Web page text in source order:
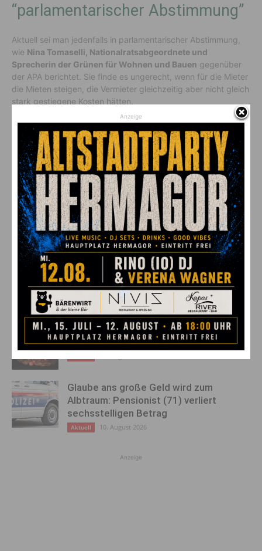
“parlamentarischer Abstimmung”
Aktuell sei man jedenfalls in parlamentarischer Abstimmung,
wie Nina Tomaselli, Nationalratsabgeordnete und
Sprecherin der Grünen für Wohnen und Bauen gegenüber
der APA berichtet. Sie finde es ungerecht, wenn für die Mieter
die Mieten steigen, die Vermieter gleichzeitig aber nicht gleich
stark gestiegene Kosten hätten.
Vorheriger Artikel
Aufsehenerregend Hexen­
prozess in Arnold­stein: Als
sich eine Bäuerin wehrte
Nächster Artikel
“Völlige Eskalation”: WWF
kritisiert Land heftig nach
zweitem Wolf-Abschuss in
Kärnten
AKTUELLES
Waldbrände in Friaul-Julisch Venetien:
Löschflugzeug schöpft Wasser am
Weissensee
Aktuell 10. August 2026
Fußgänger (20) tödlich verletzt –
Unfalllenker weiterhin flüchtig
Glaube ans große Geld wird zum
Albtraum: Pensionist (71) verliert
sechsstelligen Betrag
Aktuell 10. August 2026
Anzeige
Anzeige